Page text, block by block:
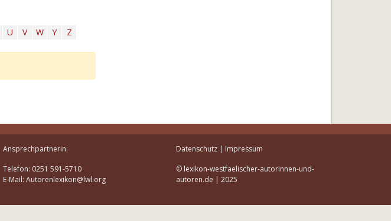
U V W Y Z
Ansprechpartnerin:
Telefon: 0251 591-5710
E-Mail: Autorenlexikon@lwl.org
Datenschutz| Impressum
© lexikon-westfaelischer-autorinnen-und-
autoren.de | 2025